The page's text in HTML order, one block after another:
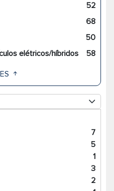
52
68
50
elétricos/híbridos
58
7
5
1
3
2